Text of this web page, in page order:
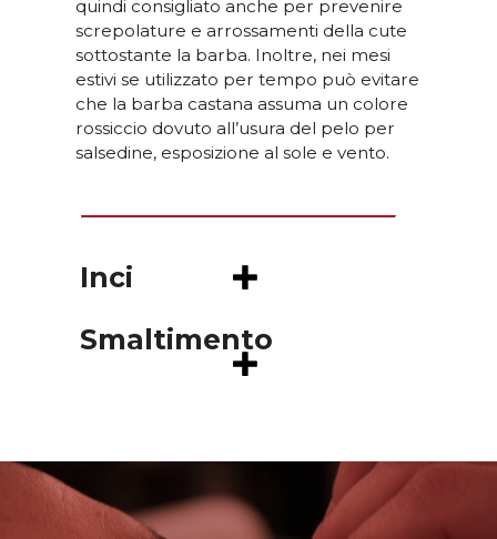
quindi consigliato anche per prevenire
screpolature e arrossamenti della cute
sottostante la barba. Inoltre, nei mesi
estivi se utilizzato per tempo può evitare
che la barba castana assuma un colore
rossiccio dovuto all’usura del pelo per
salsedine, esposizione al sole e vento.
Inci
Smaltimento